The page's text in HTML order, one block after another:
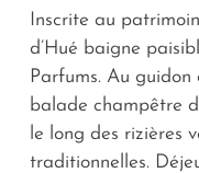
Inscrite au
d’Hué baigne
Parfums. Au
balade champêtre
le long des rizières
traditionnelles.